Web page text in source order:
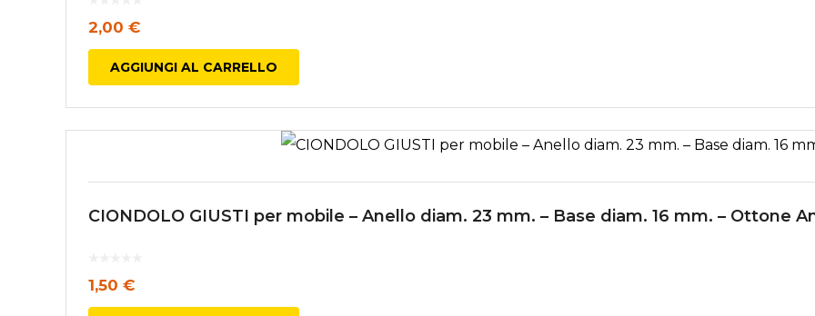
2,00 €
AGGIUNGI AL CARRELLO
CIONDOLO GIUSTI per mobile – Anello diam. 23 mm. – Base diam. 16 mm. – Ottone
1,50 €